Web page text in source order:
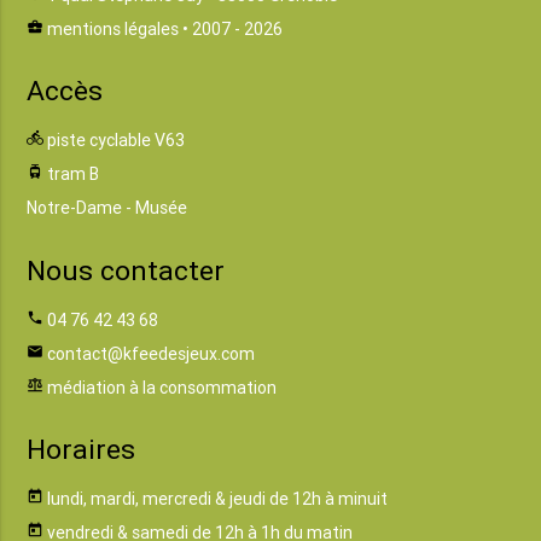
business_center mentions légales • 2007 - 2026
Accès
directions_bike piste cyclable V63
tram tram B
Notre-Dame - Musée
Nous contacter
phone 04 76 42 43 68
email contact@kfeedesjeux.com
balance médiation à la consommation
Horaires
today lundi, mardi, mercredi & jeudi de 12h à minuit
today vendredi & samedi de 12h à 1h du matin